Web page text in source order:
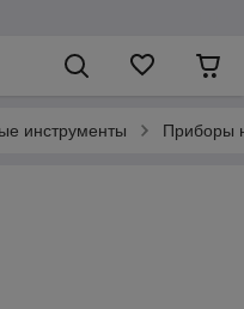
инструменты Приборы